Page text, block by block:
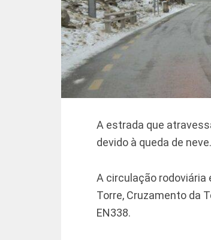
A estrada que
devido à queda de neve.
A circulação
Torre, Cruzamento da
EN338.